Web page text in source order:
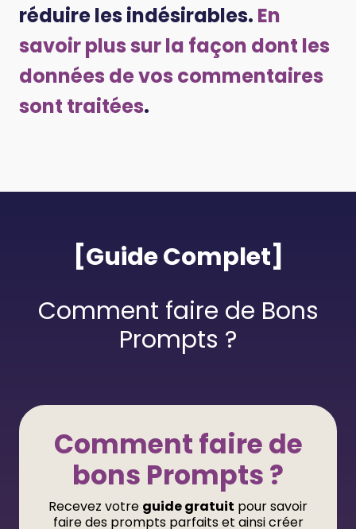
réduire les indésirables. En
savoir plus sur la façon dont les
données de vos commentaires
sont traitées.
[Guide Complet]
Comment faire de Bons
Prompts ?
Comment faire de
bons Prompts ?
Recevez votre guide gratuit pour savoir
faire des prompts parfaits et ainsi créer